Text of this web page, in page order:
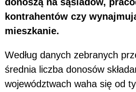
kontrahentów czy
mieszkanie.
Według danych zebranych
średnia liczba donosów
województwach waha się od